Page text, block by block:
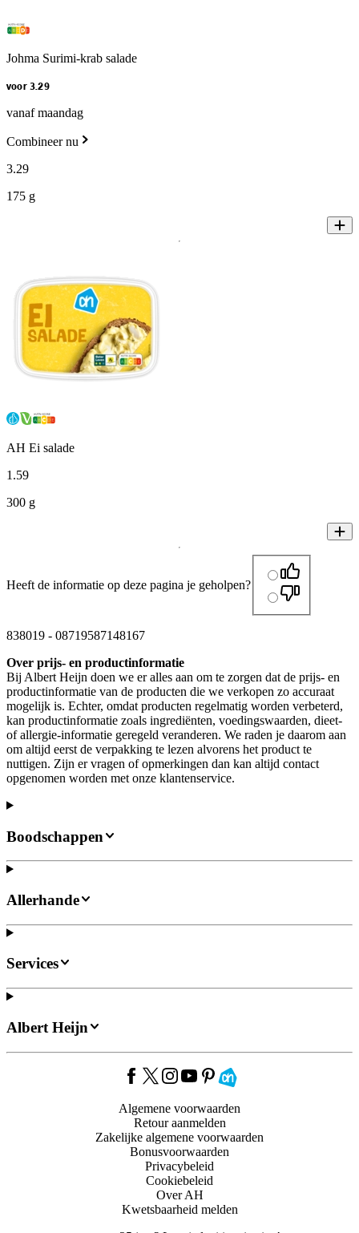
Johma Surimi-krab salade
voor 3.29
vanaf maandag
Combineer nu
3.29
175 g
AH Ei salade
1 .59
300 g
Heeft de informatie op deze pagina je geholpen?
838019 - 08719587148167
Over prijs- en productinformatie
Bij Albert Heijn doen we er alles aan om te zorgen dat de prijs- en
productinformatie van de producten die we verkopen zo accuraat
mogelijk is. Echter, omdat producten regelmatig worden verbeterd,
kan productinformatie zoals ingrediënten, voedingswaarden, dieet-
of allergie-informatie geregeld veranderen. We raden je daarom aan
om altijd eerst de verpakking te lezen alvorens het product te
nuttigen. Zijn er vragen of opmerkingen dan kan altijd contact
opgenomen worden met onze klantenservice.
Boodschappen
Allerhande
Services
Albert Heijn
Algemene voorwaarden
Retour aanmelden
Zakelijke algemene voorwaarden
Bonusvoorwaarden
Privacybeleid
Cookiebeleid
Over AH
Kwetsbaarheid melden